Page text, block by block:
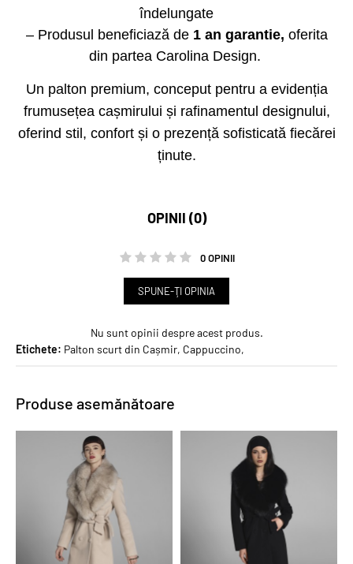
îndelungate
– Produsul beneficiază de 1 an garantie, oferita
din partea Carolina Design.
Un palton premium, conceput pentru a evidenția
frumusețea cașmirului și rafinamentul designului,
oferind stil, confort și o prezență sofisticată fiecărei
ținute.
OPINII (0)
0 OPINII
SPUNE-ŢI OPINIA
Nu sunt opinii despre acest produs.
Etichete: Palton scurt din Cașmir, Cappuccino,
Produse asemănătoare